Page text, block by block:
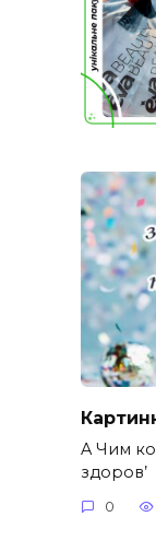
A Чим
здоров’
0